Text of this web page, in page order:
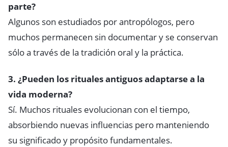
parte?
Algunos son estudiados por antropólogos, pero
muchos permanecen sin documentar y se conservan
sólo a través de la tradición oral y la práctica.
3. ¿Pueden los rituales antiguos adaptarse a la
vida moderna?
Sí. Muchos rituales evolucionan con el tiempo,
absorbiendo nuevas influencias pero manteniendo
su significado y propósito fundamentales.